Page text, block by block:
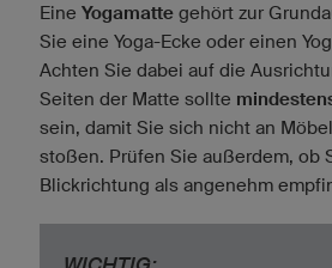
Eine Yogamatte gehört zur
Sie eine Yoga-Ecke oder einen
Achten Sie dabei auf die
Seiten der Matte sollte
sein, damit Sie sich nicht an
stoßen. Prüfen Sie außerdem, ob
Blickrichtung als angenehm